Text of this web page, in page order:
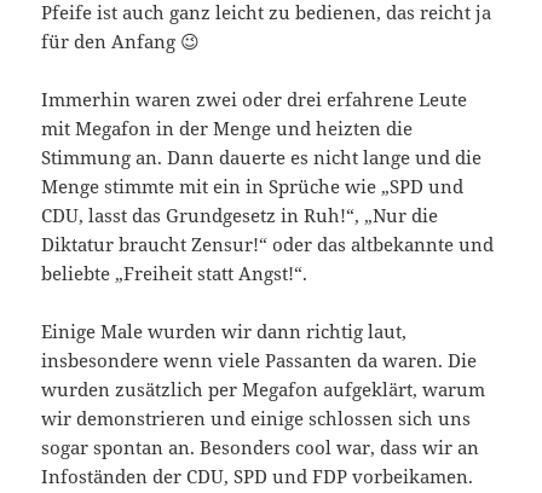
Pfeife ist auch ganz leicht zu bedienen, das reicht ja
für den Anfang 😉
Immerhin waren zwei oder drei erfahrene Leute
mit Megafon in der Menge und heizten die
Stimmung an. Dann dauerte es nicht lange und die
Menge stimmte mit ein in Sprüche wie „SPD und
CDU, lasst das Grundgesetz in Ruh!“, „Nur die
Diktatur braucht Zensur!“ oder das altbekannte und
beliebte „Freiheit statt Angst!“.
Einige Male wurden wir dann richtig laut,
insbesondere wenn viele Passanten da waren. Die
wurden zusätzlich per Megafon aufgeklärt, warum
wir demonstrieren und einige schlossen sich uns
sogar spontan an. Besonders cool war, dass wir an
Infoständen der CDU, SPD und FDP vorbeikamen.